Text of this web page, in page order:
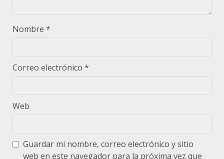
Nombre *
Correo electrónico *
Web
Guardar mi nombre, correo electrónico y sitio
web en este navegador para la próxima vez que